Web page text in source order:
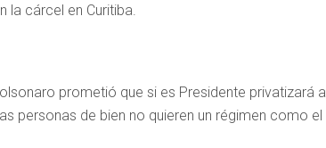
la cárcel en Curitiba.
prometió que si es Presidente privatizará a
personas de bien no quieren un régimen como el